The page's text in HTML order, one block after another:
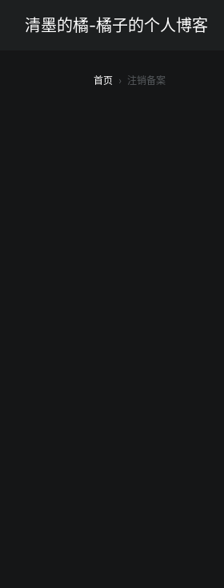
清墨的橘-橘子的个人博客
首页 › 注销备案